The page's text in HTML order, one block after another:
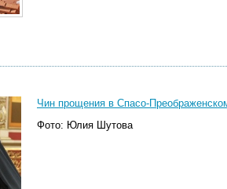
Чин прощения в Спасо-
Фото: Юлия Шутова